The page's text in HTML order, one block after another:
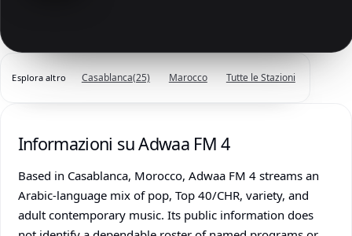
Esplora altro Casablanca(25) Marocco Tutte le Stazioni
Informazioni su Adwaa FM 4
Based in Casablanca, Morocco, Adwaa FM 4 streams an
Arabic-language mix of pop, Top 40/CHR, variety, and
adult contemporary music. Its public information does